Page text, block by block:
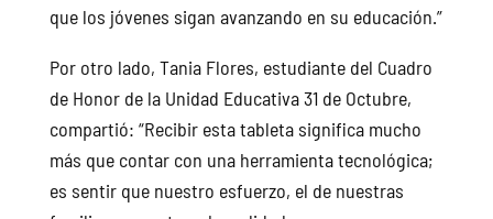
que los jóvenes sigan avanzando en su educación.”
Por otro lado, Tania Flores, estudiante del Cuadro
de Honor de la Unidad Educativa 31 de Octubre,
compartió: “Recibir esta tableta significa mucho
más que contar con una herramienta tecnológica;
es sentir que nuestro esfuerzo, el de nuestras